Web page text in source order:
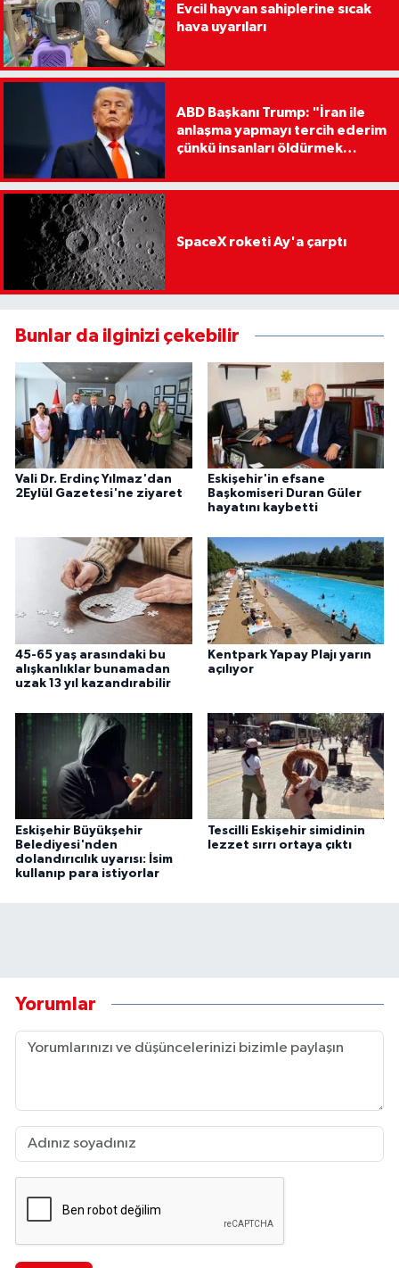
Evcil hayvan sahiplerine sıcak
hava uyarıları
ABD Başkanı Trump: "İran ile
anlaşma yapmayı tercih ederim
çünkü insanları öldürmek
SpaceX roketi Ay'a çarptı
Bunlar da ilginizi çekebilir
Vali Dr. Erdinç Yılmaz'dan
2Eylül Gazetesi'ne ziyaret
Eskişehir'in efsane
Başkomiseri Duran Güler
hayatını kaybetti
45-65 yaş arasındaki bu
alışkanlıklar bunamadan
uzak 13 yıl kazandırabilir
Kentpark Yapay Plajı yarın
açılıyor
Eskişehir Büyükşehir
Belediyesi'nden
dolandırıcılık uyarısı: İsim
kullanıp para istiyorlar
Tescilli Eskişehir simidinin
lezzet sırrı ortaya çıktı
Yorumlar